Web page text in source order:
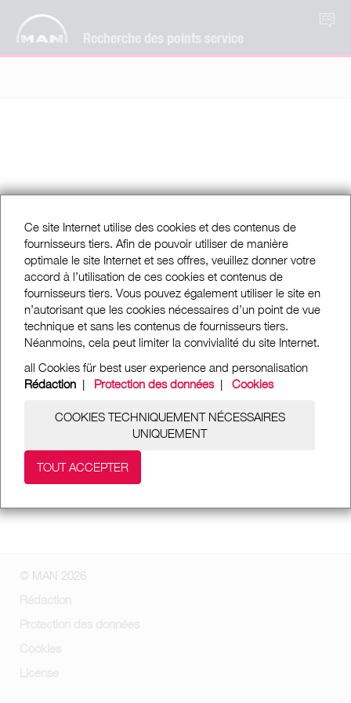
Recherche des points service
FR
Ce site Internet utilise des cookies et des contenus de
fournisseurs tiers. Afin de pouvoir utiliser de manière
optimale le site Internet et ses offres, veuillez donner votre
accord à l’utilisation de ces cookies et contenus de
fournisseurs tiers. Vous pouvez également utiliser le site en
n’autorisant que les cookies nécessaires d’un point de vue
technique et sans les contenus de fournisseurs tiers.
Néanmoins, cela peut limiter la convivialité du site Internet.
all Cookies für best user experience and personalisation
Rédaction | Protection des données| Cookies
COOKIES TECHNIQUEMENT NÉCESSAIRES
UNIQUEMENT
TOUT ACCEPTER
© MAN 2026